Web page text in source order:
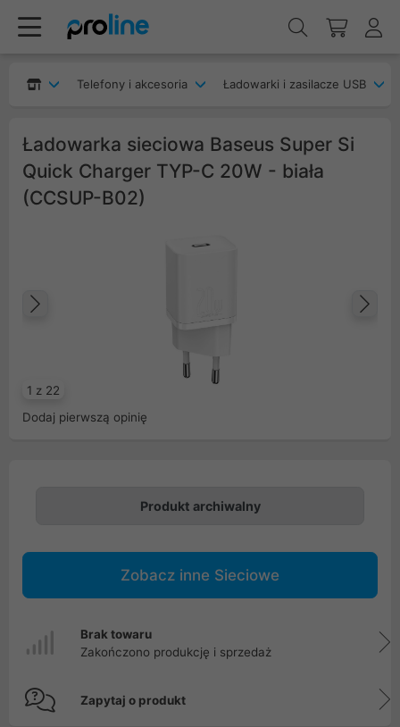
Telefony i akcesoria Ładowarki i zasilacze USB
Ładowarka sieciowa Baseus Super Si
Quick Charger TYP-C 20W - biała
(CCSUP-B02)
1 z 22
Dodaj pierwszą opinię
Produkt archiwalny
Zobacz inne Sieciowe
Brak towaru
Zakończono produkcję i sprzedaż
Zapytaj o produkt